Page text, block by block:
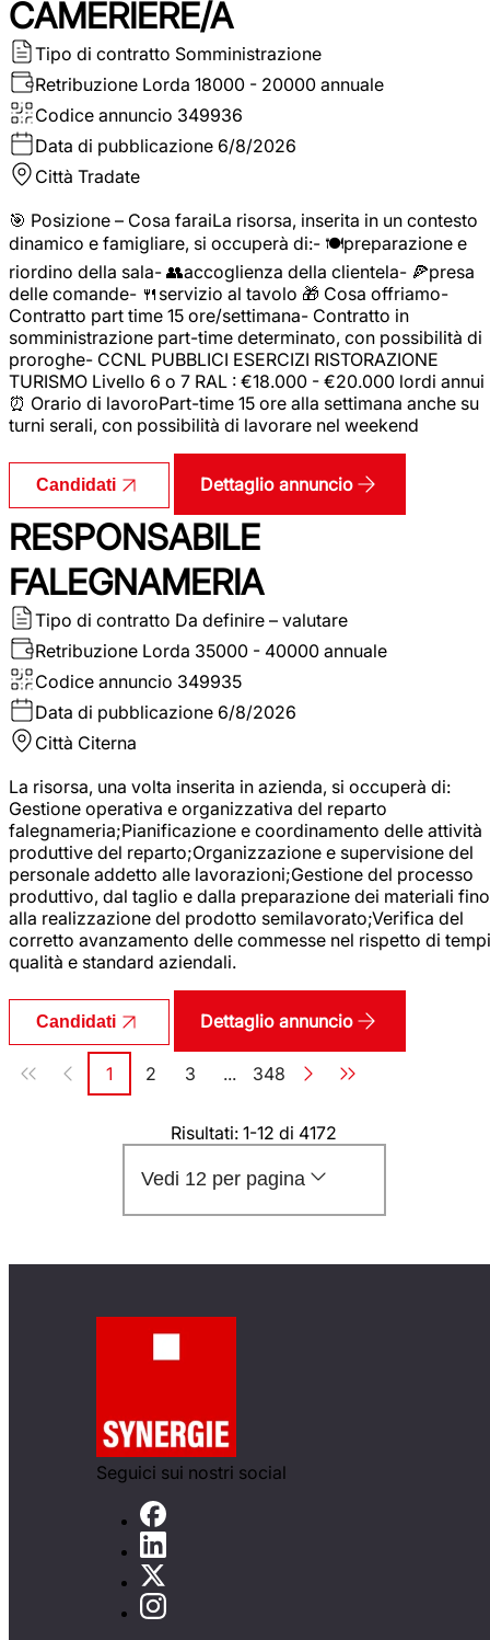
CAMERIERE/A
Tipo di contratto Somministrazione
Retribuzione Lorda 18000 - 20000 annuale
Codice annuncio 349936
Data di pubblicazione 6/8/2026
Città Tradate
🎯 Posizione – Cosa faraiLa risorsa, inserita in un contesto
dinamico e famigliare, si occuperà di:- 🍽️preparazione e
riordino della sala- 👥accoglienza della clientela- 🍕presa
delle comande- 🍴servizio al tavolo 🎁 Cosa offriamo-
Contratto part time 15 ore/settimana- Contratto in
somministrazione part-time determinato, con possibilità di
proroghe- CCNL PUBBLICI ESERCIZI RISTORAZIONE
TURISMO Livello 6 o 7 RAL : €18.000 - €20.000 lordi annui
⏰ Orario di lavoroPart-time 15 ore alla settimana anche su
turni serali, con possibilità di lavorare nel weekend
Candidati Dettaglio annuncio
RESPONSABILE
FALEGNAMERIA
Tipo di contratto Da definire – valutare
Retribuzione Lorda 35000 - 40000 annuale
Codice annuncio 349935
Data di pubblicazione 6/8/2026
Città Citerna
La risorsa, una volta inserita in azienda, si occuperà di:
Gestione operativa e organizzativa del reparto
falegnameria;Pianificazione e coordinamento delle attività
produttive del reparto;Organizzazione e supervisione del
personale addetto alle lavorazioni;Gestione del processo
produttivo, dal taglio e dalla preparazione dei materiali fino
alla realizzazione del prodotto semilavorato;Verifica del
corretto avanzamento delle commesse nel rispetto di
qualità e standard aziendali.
Candidati Dettaglio annuncio
Paginazione
Pagina
1 Pagina
2 Pagina
3 ... Pagina
348
Risultati: 1-12 di 4172
Vedi 12 per pagina
Seguici sui nostri social